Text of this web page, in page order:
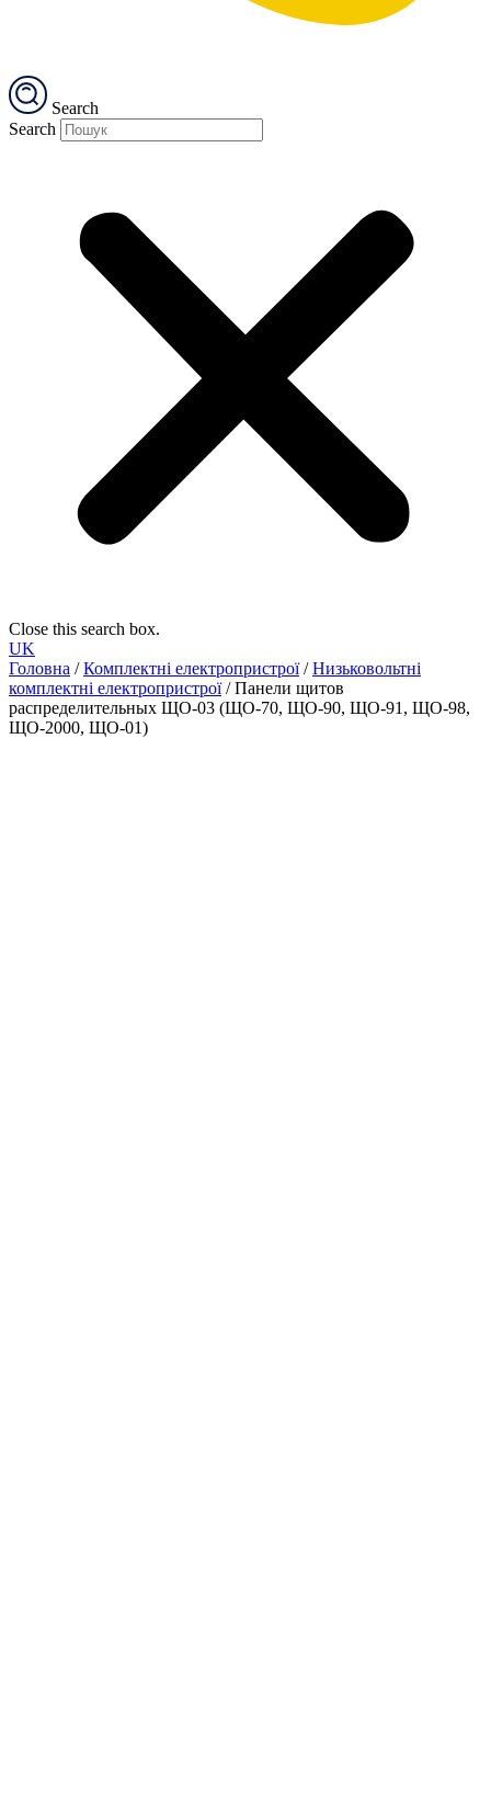
Search
Search
Close this search box.
UK
Головна /Комплектні електропристрої/Низьковольтні
комплектні електропристрої/ Панели щитов
распределительных ЩО-03 (ЩО-70, ЩО-90, ЩО-91, ЩО-98,
ЩО-2000, ЩО-01)